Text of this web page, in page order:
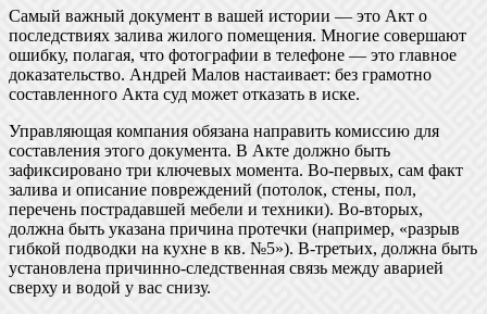
Самый важный документ в вашей истории — это Акт о
последствиях залива жилого помещения. Многие совершают
ошибку, полагая, что фотографии в телефоне — это главное
доказательство. Андрей Малов настаивает: без грамотно
составленного Акта суд может отказать в иске.
Управляющая компания обязана направить комиссию для
составления этого документа. В Акте должно быть
зафиксировано три ключевых момента. Во-первых, сам факт
залива и описание повреждений (потолок, стены, пол,
перечень пострадавшей мебели и техники). Во-вторых,
должна быть указана причина протечки (например, «разрыв
гибкой подводки на кухне в кв. №5»). В-третьих, должна быть
установлена причинно-следственная связь между аварией
сверху и водой у вас снизу.